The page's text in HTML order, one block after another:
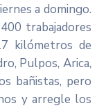
a domingo.
trabajadores
kilómetros de
Pulpos, Arica,
bañistas, pero
y arregle los